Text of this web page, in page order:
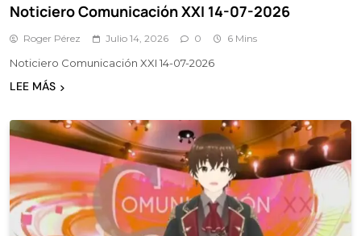
Noticiero Comunicación XXI 14-07-2026
Roger Pérez Julio 14, 2026 0 6 Mins
Noticiero Comunicación XXI 14-07-2026
LEE MÁS